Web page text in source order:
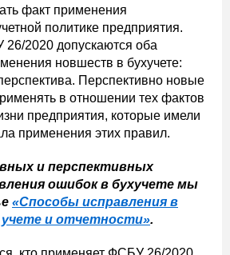
факт применения
политике предприятия.
2020 допускаются оба
новшеств в бухучете:
Перспективно новые
в отношении тех фактов
предприятия, которые имели
применения этих правил.
и перспективных
ошибок в бухучете мы
«Способы исправления в
учете и отчетности».